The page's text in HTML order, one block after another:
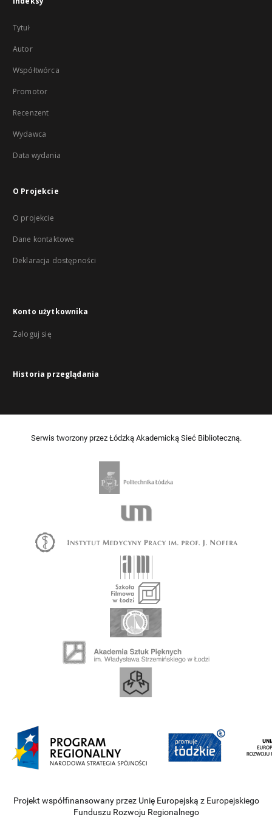
Tytuł
Autor
Współtwórca
Promotor
Recenzent
Wydawca
Data wydania
O Projekcie
O projekcie
Dane kontaktowe
Deklaracja dostępności
Konto użytkownika
Zaloguj się
Historia przeglądania
Serwis tworzony przez Łódzką Akademicką Sieć Biblioteczną.
Projekt współfinansowany przez Unię Europejską z Europejskiego
Funduszu Rozwoju Regionalnego